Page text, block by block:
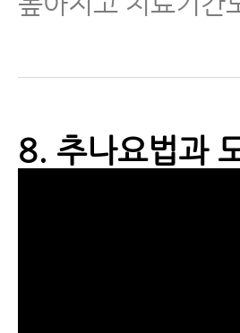
8. 추나요법과